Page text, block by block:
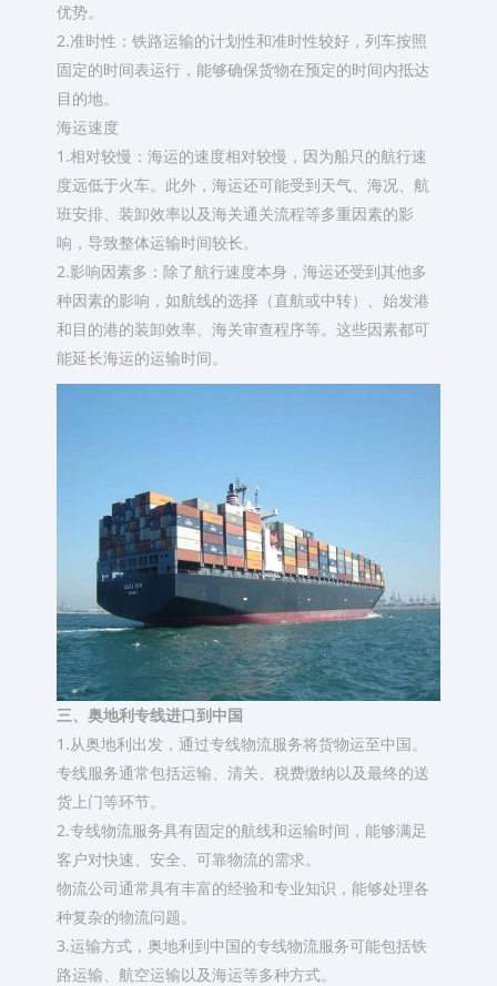
优势。
2.准时性：铁路运输的计划性和准时性较好，列车按照
固定的时间表运行，能够确保货物在预定的时间内抵达
目的地。
海运速度
1.相对较慢：海运的速度相对较慢，因为船只的航行速
度远低于火车。此外，海运还可能受到天气、海况、航
班安排、装卸效率以及海关通关流程等多重因素的影
响，导致整体运输时间较长。
2.影响因素多：除了航行速度本身，海运还受到其他多
种因素的影响，如航线的选择（直航或中转）、始发港
和目的港的装卸效率、海关审查程序等。这些因素都可
能延长海运的运输时间。
三、奥地利专线进口到中国
1.从奥地利出发，通过专线物流服务将货物运至中国。
专线服务通常包括运输、清关、税费缴纳以及最终的送
货上门等环节。
2.专线物流服务具有固定的航线和运输时间，能够满足
客户对快速、安全、可靠物流的需求。
物流公司通常具有丰富的经验和专业知识，能够处理各
种复杂的物流问题。
3.运输方式，奥地利到中国的专线物流服务可能包括铁
路运输、航空运输以及海运等多种方式。